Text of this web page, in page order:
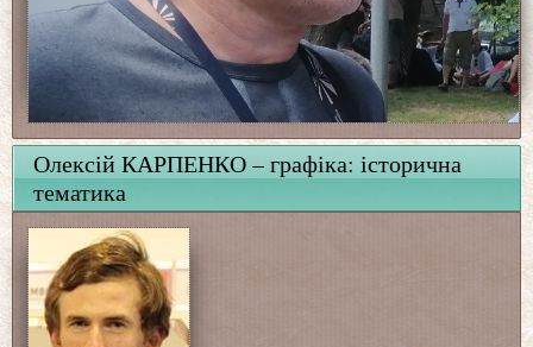
Олексій КАРПЕНКО – графіка: історична
тематика